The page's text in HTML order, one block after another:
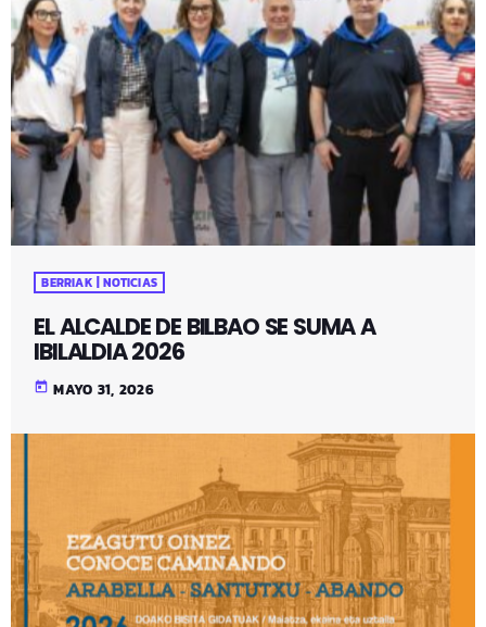
BERRIAK | NOTICIAS
EL ALCALDE DE BILBAO SE SUMA A
IBILALDIA 2026
today MAYO 31, 2026